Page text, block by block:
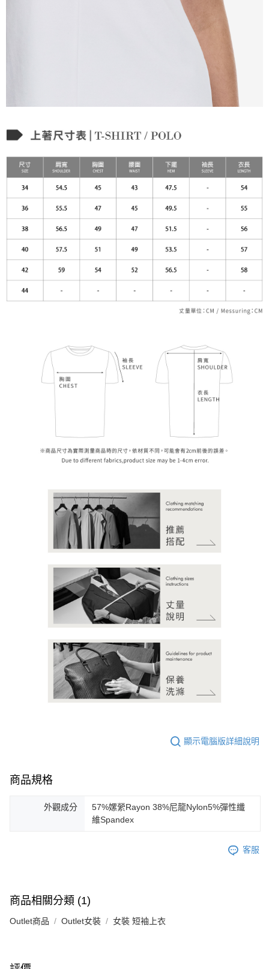
顯示電腦版詳細說明
商品規格
外觀成分
57%嫘縈Rayon 38%尼龍Nylon5%彈性纖
維Spandex
客服
商品相關分類 (1)
Outlet商品 Outlet女裝 女裝 短袖上衣